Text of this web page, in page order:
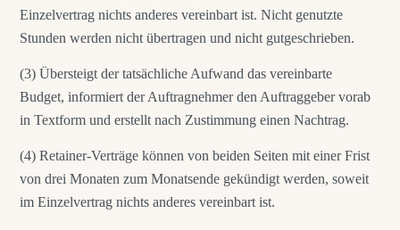
Einzelvertrag nichts anderes vereinbart ist. Nicht genutzte
Stunden werden nicht übertragen und nicht gutgeschrieben.
(3) Übersteigt der tatsächliche Aufwand das vereinbarte
Budget, informiert der Auftragnehmer den Auftraggeber vorab
in Textform und erstellt nach Zustimmung einen Nachtrag.
(4) Retainer-Verträge können von beiden Seiten mit einer Frist
von drei Monaten zum Monatsende gekündigt werden, soweit
im Einzelvertrag nichts anderes vereinbart ist.